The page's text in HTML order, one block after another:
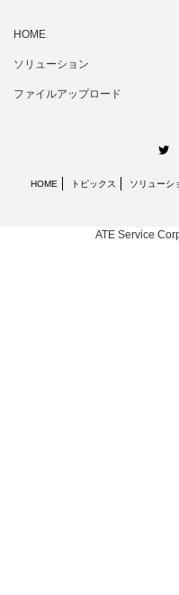
HOME
ソリューション
ファイルアップロード
RSS
HOME トピックス ソリューシ
ATE Service